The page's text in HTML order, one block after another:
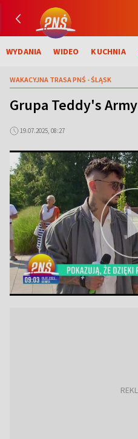
WYDANIA WIDEO KUCHNIA
WAKACYJNA TRASA PNŚ - ŚLĄSK
Grupa Teddy's Army
19.07.2025, 08:27